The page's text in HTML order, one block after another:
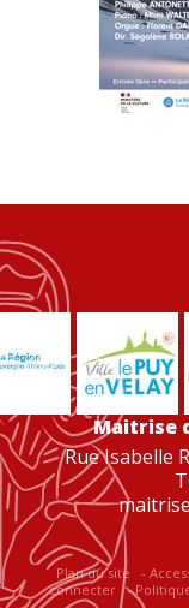
Maitrise
Rue Isabelle
Plan du site
connecter